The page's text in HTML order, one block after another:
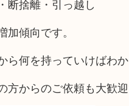
断捨離・引っ越し
傾向です。
ら何を持っていけばわ
からのご依頼も大歓迎